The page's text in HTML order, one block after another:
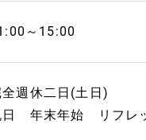
～15:00
週休二日(土日)
日 年末年始 リフレ